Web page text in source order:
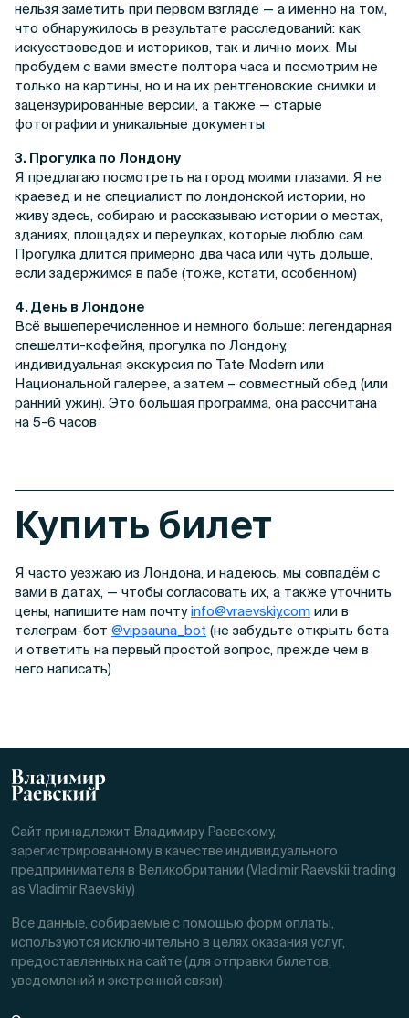
нельзя заметить при первом взгляде — а именно на том,
что обнаружилось в результате расследований: как
искусствоведов и историков, так и лично моих. Мы
пробудем с вами вместе полтора часа и посмотрим не
только на картины, но и на их рентгеновские снимки и
зацензурированные версии, а также — старые
фотографии и уникальные документы
3. Прогулка по Лондону
Я предлагаю посмотреть на город моими глазами. Я не
краевед и не специалист по лондонской истории, но
живу здесь, собираю и рассказываю истории о местах,
зданиях, площадях и переулках, которые люблю сам.
Прогулка длится примерно два часа или чуть дольше,
если задержимся в пабе (тоже, кстати, особенном)
4. День в Лондоне
Всё вышеперечисленное и немного больше: легендарная
спешелти-кофейня, прогулка по Лондону,
индивидуальная экскурсия по Tate Modern или
Национальной галерее, а затем – совместный обед (или
ранний ужин). Это большая программа, она рассчитана
на 5-6 часов
Купить билет
Я часто уезжаю из Лондона, и надеюсь, мы совпадём с
вами в датах, — чтобы согласовать их, а также уточнить
цены, напишите нам почтуinfo@vraevskiy.com или в
телеграм-бот @vipsauna_bot (не забудьте открыть бота
и ответить на первый простой вопрос, прежде чем в
него написать)
Сайт принадлежит Владимиру Раевскому,
зарегистрированному в качестве индивидуального
предпринимателя в Великобритании (Vladimir Raevskii trading
as Vladimir Raevskiy)
Все данные, собираемые с помощью форм оплаты,
используются исключительно в целях оказания услуг,
предоставленных на сайте (для отправки билетов,
уведомлений и экстренной связи)